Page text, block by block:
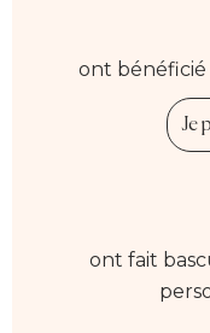
ont bénéficié
Je
ont fait